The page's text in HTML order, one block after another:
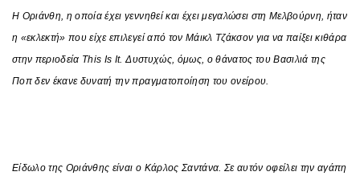
Η Οριάνθη, η οποία έχει γεννηθεί και έχει μεγαλώσει στη Μελβούρνη, ήταν
η «εκλεκτή» που είχε επιλεγεί από τον Μάικλ Τζάκσον για να παίξει κιθάρα
στην περιοδεία This Is It. Δυστυχώς, όμως, ο θάνατος του Βασιλιά της
Ποπ δεν έκανε δυνατή την πραγματοποίηση του ονείρου.
Είδωλο της Οριάνθης είναι ο Κάρλος Σαντάνα. Σε αυτόν οφείλει την αγάπη